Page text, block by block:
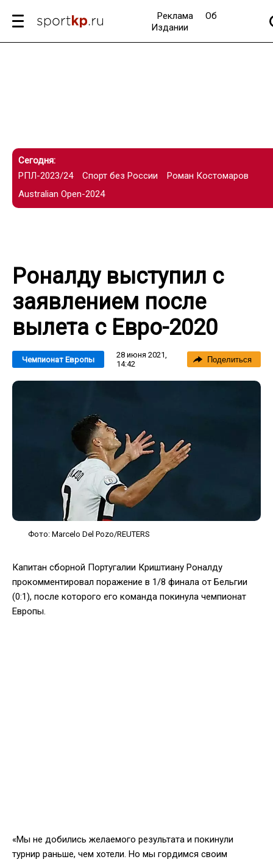
Реклама
Об
Издании
Сегодня:
РПЛ-2023/24
Спорт без России
Роман Костомаров
Australian Open-2024
Роналду выступил с
заявлением после
вылета с Евро-2020
Чемпионат Европы
28 июня 2021,
14:42
Поделиться
Фото: Marcelo Del Pozo/REUTERS
Капитан сборной Португалии Криштиану Роналду
прокомментировал поражение в 1/8 финала от Бельгии
(0:1), после которого его команда покинула чемпионат
Европы.
«Мы не добились желаемого результата и покинули
турнир раньше, чем хотели. Но мы гордимся своим